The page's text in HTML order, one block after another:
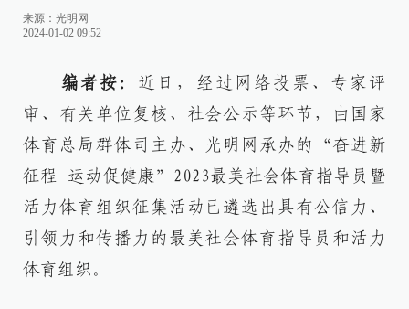
来源： 光明网
2024-01-02 09:52
编者按： 近日，经过网络投票、专家评
审、有关单位复核、社会公示等环节，由国家
体育总局群体司主办、光明网承办的“奋进新
征程 运动促健康”2023最美社会体育指导员暨
活力体育组织征集活动已遴选出具有公信力、
引领力和传播力的最美社会体育指导员和活力
体育组织。